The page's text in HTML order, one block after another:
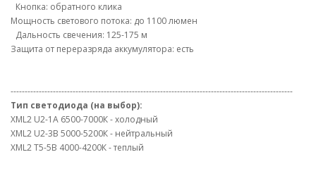
Кнопка: обратного клика
Мощность светового потока: до 1100 люмен
Дальность свечения: 125-175 м
Защита от переразряда аккумулятора: есть
----------------------------------------------------------------------------------------------------
Тип светодиода (на выбор):
XML2 U2-1A 6500-7000К - холодный
XML2 U2-3B 5000-5200К - нейтральный
XML2 T5-5B 4000-4200К - теплый